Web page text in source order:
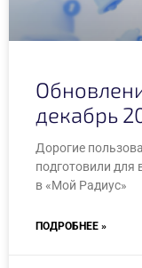
декабрь
Дорогие
подготовили для
в «Мой Радиус»
ПОДРОБНЕЕ »